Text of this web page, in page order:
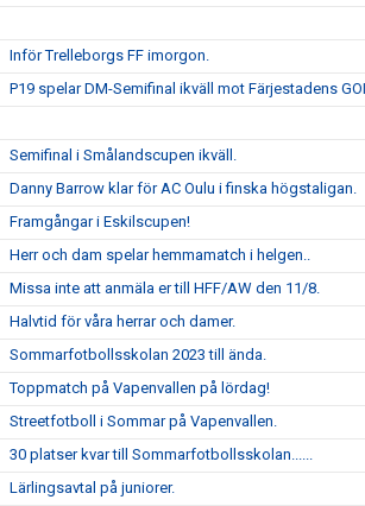
Inför Trelleborgs FF imorgon.
P19 spelar DM-Semifinal ikväll mot Färjestadens
Semifinal i Smålandscupen ikväll.
Danny Barrow klar för AC Oulu i finska högstaligan.
Framgångar i Eskilscupen!
Herr och dam spelar hemmamatch i helgen..
Missa inte att anmäla er till HFF/AW den 11/8.
Halvtid för våra herrar och damer.
Sommarfotbollsskolan 2023 till ända.
Toppmatch på Vapenvallen på lördag!
Streetfotboll i Sommar på Vapenvallen.
30 platser kvar till Sommarfotbollsskolan......
Lärlingsavtal på juniorer.